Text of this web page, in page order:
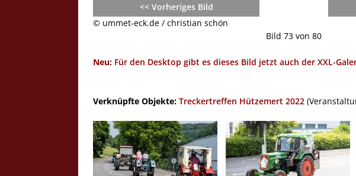
<< Vorheriges Bild
© ummet-eck.de / christian schön
Bild 73 von 80
Neu: Für den Desktop gibt es dieses Bild jetzt auch der XXL-
Verknüpfte Objekte: Treckertreffen Hützemert 2022